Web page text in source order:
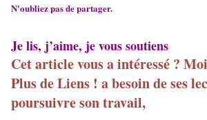
N'oubliez pas de partager.
Je lis, j’aime, je vous soutiens
Cet article vous a intéressé ?
Plus de Liens ! a besoin de ses
poursuivre son travail,